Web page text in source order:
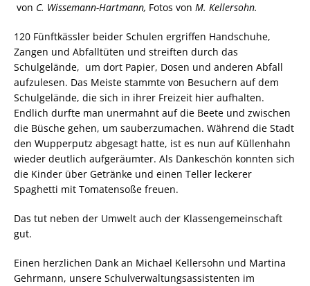
von C. Wissemann-Hartmann, Fotos von M. Kellersohn.
120 Fünftkässler beider Schulen ergriffen Handschuhe,
Zangen und Abfalltüten und streiften durch das
Schulgelände, um dort Papier, Dosen und anderen Abfall
aufzulesen. Das Meiste stammte von Besuchern auf dem
Schulgelände, die sich in ihrer Freizeit hier aufhalten.
Endlich durfte man unermahnt auf die Beete und zwischen
die Büsche gehen, um sauberzumachen. Während die Stadt
den Wupperputz abgesagt hatte, ist es nun auf Küllenhahn
wieder deutlich aufgeräumter. Als Dankeschön konnten sich
die Kinder über Getränke und einen Teller leckerer
Spaghetti mit Tomatensoße freuen.
Das tut neben der Umwelt auch der Klassengemeinschaft
gut.
Einen herzlichen Dank an Michael Kellersohn und Martina
Gehrmann, unsere Schulverwaltungsassistenten im